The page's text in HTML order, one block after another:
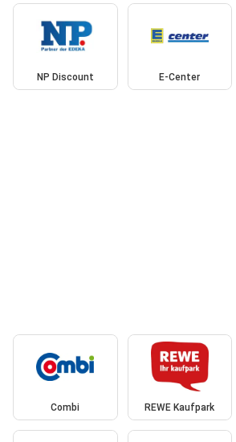
NP Discount E-Center
Combi REWE Kaufpark